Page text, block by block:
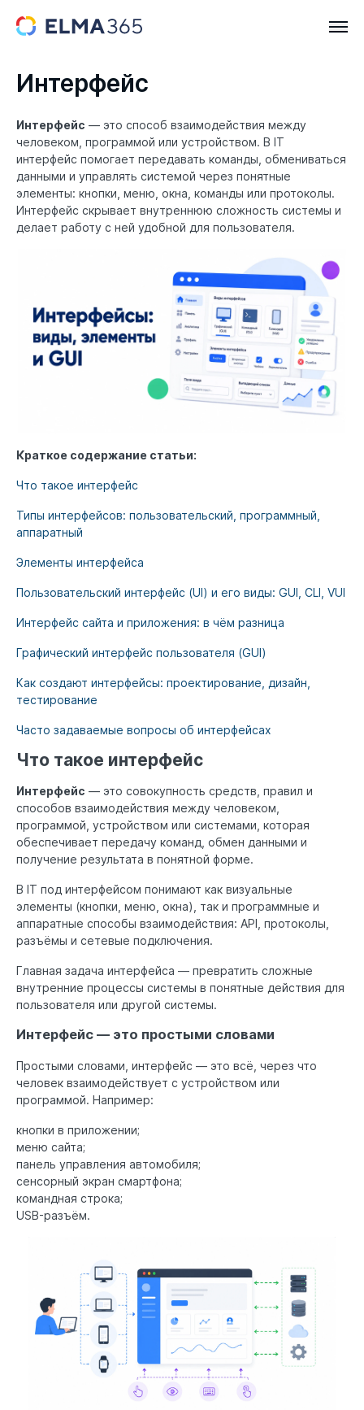
Интерфейс
Интерфейс — это способ взаимодействия между
человеком, программой или устройством. В IT
интерфейс помогает передавать команды, обмениваться
данными и управлять системой через понятные
элементы: кнопки, меню, окна, команды или протоколы.
Интерфейс скрывает внутреннюю сложность системы и
делает работу с ней удобной для пользователя.
Краткое содержание статьи:
Что такое интерфейс
Типы интерфейсов: пользовательский, программный,
аппаратный
Элементы интерфейса
Пользовательский интерфейс (UI) и его виды: GUI, CLI, VUI
Интерфейс сайта и приложения: в чём разница
Графический интерфейс пользователя (GUI)
Как создают интерфейсы: проектирование, дизайн,
тестирование
Часто задаваемые вопросы об интерфейсах
Что такое интерфейс
Интерфейс — это совокупность средств, правил и
способов взаимодействия между человеком,
программой, устройством или системами, которая
обеспечивает передачу команд, обмен данными и
получение результата в понятной форме.
В IT под интерфейсом понимают как визуальные
элементы (кнопки, меню, окна), так и программные и
аппаратные способы взаимодействия: API, протоколы,
разъёмы и сетевые подключения.
Главная задача интерфейса — превратить сложные
внутренние процессы системы в понятные действия для
пользователя или другой системы.
Интерфейс — это простыми словами
Простыми словами, интерфейс — это всё, через что
человек взаимодействует с устройством или
программой. Например:
кнопки в приложении;
меню сайта;
панель управления автомобиля;
сенсорный экран смартфона;
командная строка;
USB-разъём.